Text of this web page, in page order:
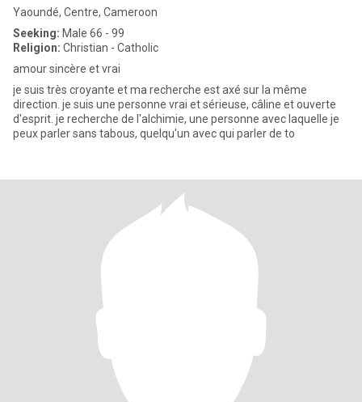
Yaoundé, Centre, Cameroon
Seeking: Male 66 - 99
Religion: Christian - Catholic
amour sincère et vrai
je suis très croyante et ma recherche est axé sur la même
direction. je suis une personne vrai et sérieuse, câline et ouverte
d'esprit. je recherche de l'alchimie, une personne avec laquelle je
peux parler sans tabous, quelqu'un avec qui parler de to